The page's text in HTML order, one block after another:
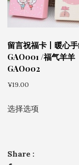
品
页
面
择
留言祝福卡丨暖心
GAO001 /福气羊羊
GAO002
¥19.00
选择选项
产
Share :